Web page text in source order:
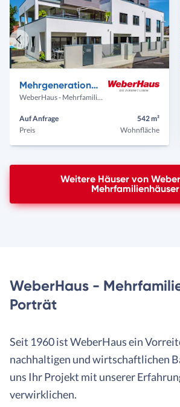
Mehrgenerationenhaus mit 4 Mietwohnungen
WeberHaus - Mehrfamilienhäuser
Auf Anfrage
Preis
542 m²
Wohnfläche
Vorheriges
Haus
Weitere Häuser von
Mehrfamilienhäuser
WeberHaus -
Porträt
Seit 1960 ist WeberHaus ein
nachhaltigen und wirtschaftlichen
uns Ihr Projekt mit unserer
verwirklichen.